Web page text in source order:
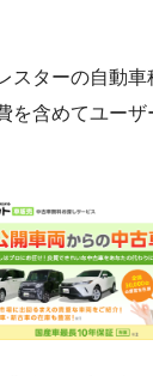
スターの自動
を含めてユー